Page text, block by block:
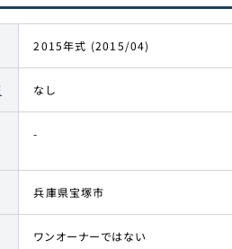
2015年式 (2015/04)
なし
-
兵庫県宝塚市
ワンオーナーではない